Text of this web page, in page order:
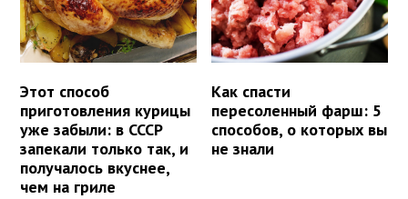
Этот способ
приготовления курицы
уже забыли: в СССР
запекали только так, и
получалось вкуснее,
чем на гриле
Как спасти
пересоленный фарш: 5
способов, о которых вы
не знали